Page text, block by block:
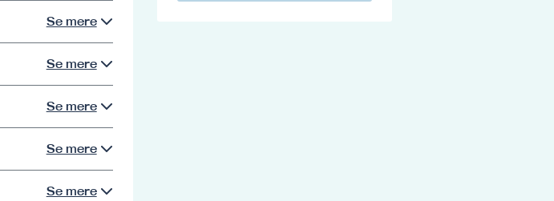
Se mere
Se mere
Se mere
Se mere
Se mere